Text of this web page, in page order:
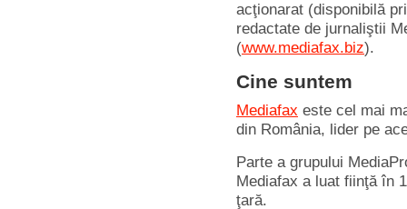
acţionarat (disponibilă
redactate de jurnaliştii
(www.mediafax.biz).
Cine suntem
Mediafax este cel mai
din România, lider pe
Parte a grupului
Mediafax a luat fiinţă în
ţară.